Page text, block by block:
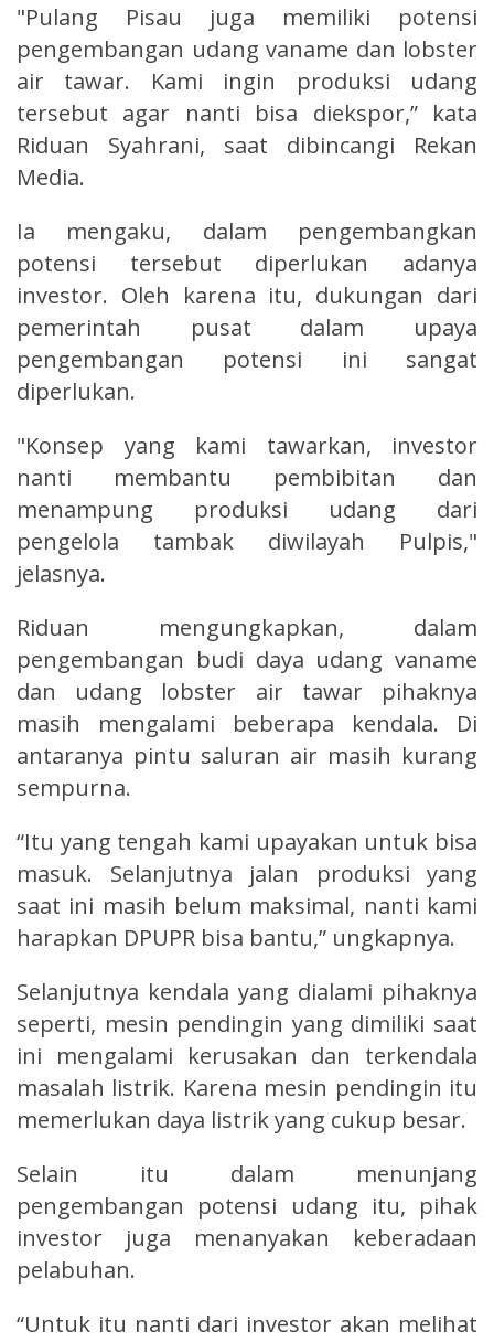
"Pulang Pisau juga memiliki potensi
pengembangan udang vaname dan lobster
air tawar. Kami ingin produksi udang
tersebut agar nanti bisa diekspor,” kata
Riduan Syahrani, saat dibincangi Rekan
Media.
Ia mengaku, dalam pengembangkan
potensi tersebut diperlukan adanya
investor. Oleh karena itu, dukungan dari
pemerintah pusat dalam upaya
pengembangan potensi ini sangat
diperlukan.
"Konsep yang kami tawarkan, investor
nanti membantu pembibitan dan
menampung produksi udang dari
pengelola tambak diwilayah Pulpis,"
jelasnya.
Riduan mengungkapkan, dalam
pengembangan budi daya udang vaname
dan udang lobster air tawar pihaknya
masih mengalami beberapa kendala. Di
antaranya pintu saluran air masih kurang
sempurna.
“Itu yang tengah kami upayakan untuk bisa
masuk. Selanjutnya jalan produksi yang
saat ini masih belum maksimal, nanti kami
harapkan DPUPR bisa bantu,” ungkapnya.
Selanjutnya kendala yang dialami pihaknya
seperti, mesin pendingin yang dimiliki saat
ini mengalami kerusakan dan terkendala
masalah listrik. Karena mesin pendingin itu
memerlukan daya listrik yang cukup besar.
Selain itu dalam menunjang
pengembangan potensi udang itu, pihak
investor juga menanyakan keberadaan
pelabuhan.
“Untuk itu nanti dari investor akan melihat